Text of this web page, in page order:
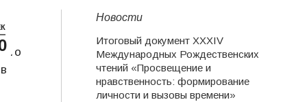
Новости
Итоговый документ XXХIV
Международных Рождественских
чтений «Просвещение и
нравственность: формирование
личности и вызовы времени»